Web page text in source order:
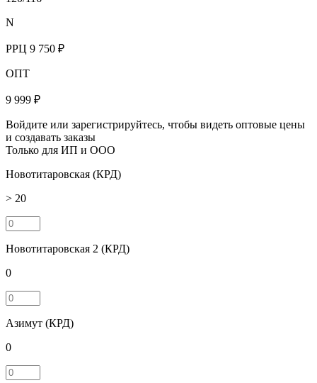
N
РРЦ 9 750 ₽
ОПТ
9 999 ₽
Войдите или зарегистрируйтесь, чтобы видеть оптовые цены
и создавать заказы
Только для ИП и ООО
Новотитаровская (КРД)
> 20
Новотитаровская 2 (КРД)
0
Азимут (КРД)
0